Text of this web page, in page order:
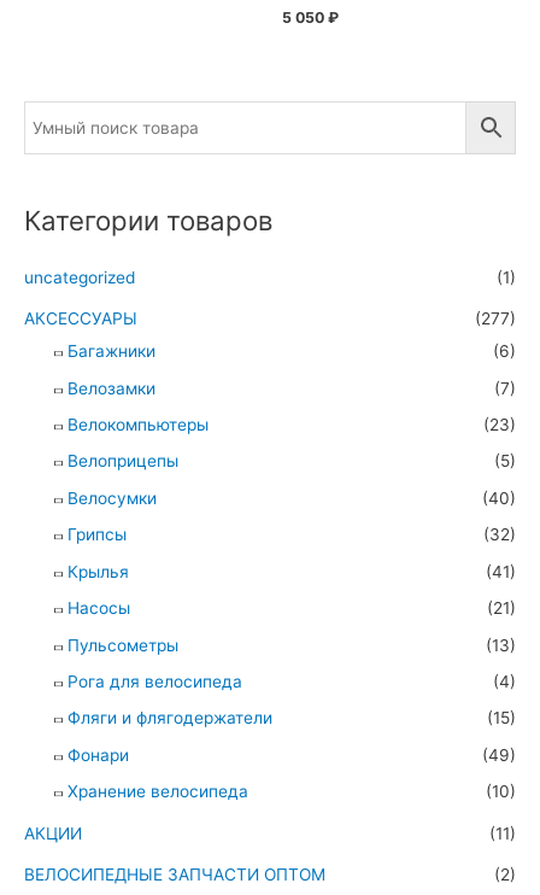
5 050 ₽
Категории товаров
uncategorized (1)
АКСЕССУАРЫ
(277)
Багажники
(6)
Велозамки
(7)
Велокомпьютеры
(23)
Велоприцепы
(5)
Велосумки
(40)
Грипсы
(32)
Крылья
(41)
Насосы
(21)
Пульсометры
(13)
Рога для велосипеда
(4)
Фляги и флягодержатели
(15)
Фонари
(49)
Хранение велосипеда
(10)
АКЦИИ (11)
ВЕЛОСИПЕДНЫЕ ЗАПЧАСТИ ОПТОМ
(2)